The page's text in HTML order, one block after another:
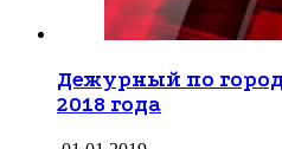
Дежурный по
2018 года